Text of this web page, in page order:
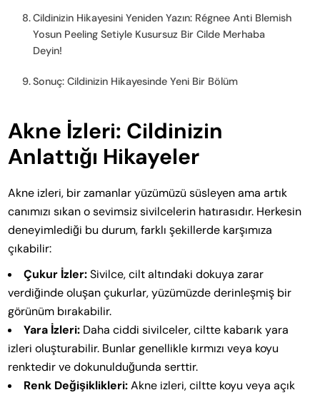
Cildinizin Hikayesini Yeniden Yazın: Régnee Anti Blemish
Yosun Peeling Setiyle Kusursuz Bir Cilde Merhaba
Deyin!
Sonuç: Cildinizin Hikayesinde Yeni Bir Bölüm
Akne İzleri: Cildinizin
Anlattığı Hikayeler
Akne izleri, bir zamanlar yüzümüzü süsleyen ama artık
canımızı sıkan o sevimsiz sivilcelerin hatırasıdır. Herkesin
deneyimlediği bu durum, farklı şekillerde karşımıza
çıkabilir:
Çukur İzler:Sivilce, cilt altındaki dokuya zarar
verdiğinde oluşan çukurlar, yüzümüzde derinleşmiş bir
görünüm bırakabilir.
Yara İzleri: Daha ciddi sivilceler, ciltte kabarık yara
izleri oluşturabilir. Bunlar genellikle kırmızı veya koyu
renktedir ve dokunulduğunda serttir.
Renk Değişiklikleri:Akne izleri, ciltte koyu veya açık